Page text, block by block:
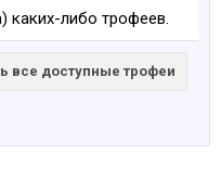
каких-либо трофеев.
все доступные трофеи